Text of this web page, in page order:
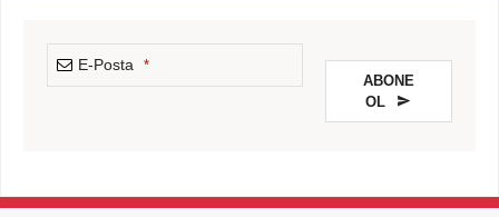
E-Posta *
ABONE
OL
field